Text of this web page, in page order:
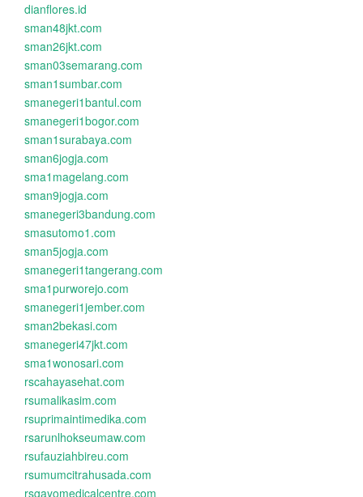
dianflores.id
sman48jkt.com
sman26jkt.com
sman03semarang.com
sman1sumbar.com
smanegeri1bantul.com
smanegeri1bogor.com
sman1surabaya.com
sman6jogja.com
sma1magelang.com
sman9jogja.com
smanegeri3bandung.com
smasutomo1.com
sman5jogja.com
smanegeri1tangerang.com
sma1purworejo.com
smanegeri1jember.com
sman2bekasi.com
smanegeri47jkt.com
sma1wonosari.com
rscahayasehat.com
rsumalikasim.com
rsuprimaintimedika.com
rsarunlhokseumaw.com
rsufauziahbireu.com
rsumumcitrahusada.com
rsgayomedicalcentre.com